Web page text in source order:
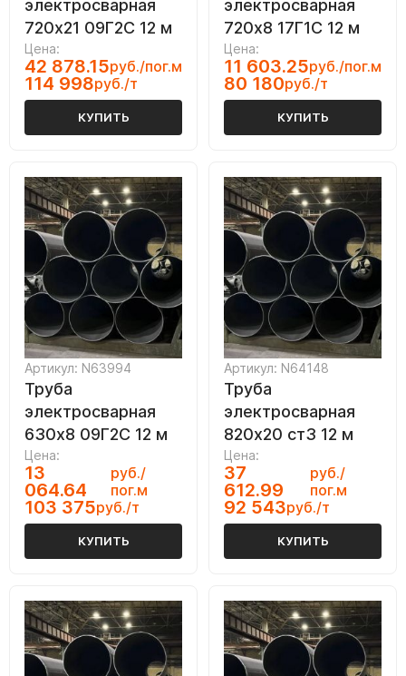
электросварная
720х21 09Г2С 12 м
Цена:
42 878.15руб./пог.м
114 998руб./т
КУПИТЬ
электросварная
720х8 17Г1С 12 м
Цена:
11 603.25руб./пог.м
80 180руб./т
КУПИТЬ
Артикул: N63994
Труба
электросварная
630х8 09Г2С 12 м
Цена:
13
064.64
руб./
пог.м
103 375руб./т
КУПИТЬ
Артикул: N64148
Труба
электросварная
820х20 ст3 12 м
Цена:
37
612.99
руб./
пог.м
92 543руб./т
КУПИТЬ